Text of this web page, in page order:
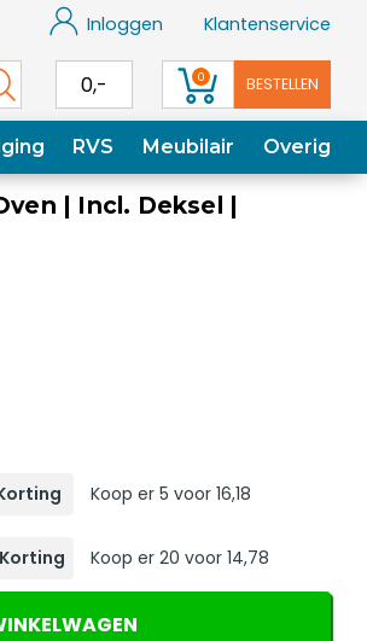
Inloggen Klantenservice
0,- 0 BESTELLEN
RVS Meubilair Overig
| Incl. Deksel |
Koop er 5 voor 16,18
Korting Koop er 20 voor 14,78